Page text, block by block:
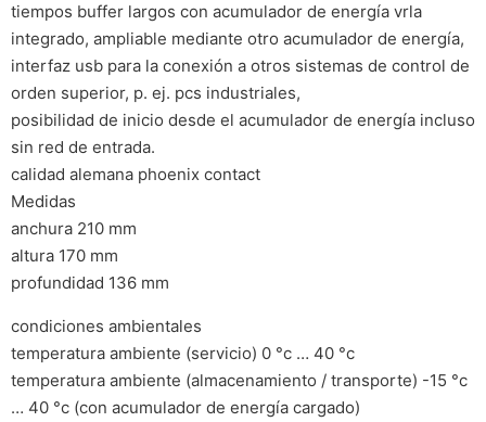
tiempos buffer largos con acumulador de energía vrla
integrado, ampliable mediante otro acumulador de energía,
interfaz usb para la conexión a otros sistemas de control de
orden superior, p. ej. pcs industriales,
posibilidad de inicio desde el acumulador de energía incluso
sin red de entrada.
calidad alemana phoenix contact
Medidas
anchura 210 mm
altura 170 mm
profundidad 136 mm
condiciones ambientales
temperatura ambiente (servicio) 0 °c … 40 °c
temperatura ambiente (almacenamiento / transporte) -15 °c
… 40 °c (con acumulador de energía cargado)